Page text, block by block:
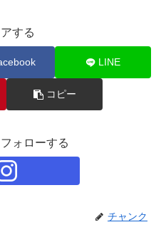
する
LINE
コピー
ォローする
チャンク